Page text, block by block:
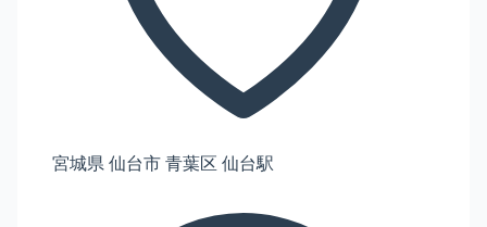
宮城県 仙台市 青葉区 仙台駅